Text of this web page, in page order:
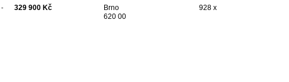
-
329 900 Kč
Brno
620 00
928 x